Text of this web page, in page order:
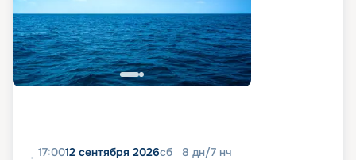
17:0012 сентября 2026сб 8 дн/7 нч